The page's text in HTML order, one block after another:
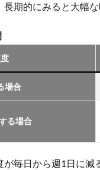
期的にみると大幅
場合
る場合
毎日から週1日に減